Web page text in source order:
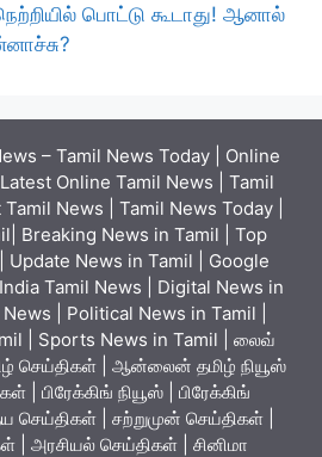
பொட்டு கூடாது! ஆனால்
– Tamil News Today | Online
Online Tamil News | Tamil
News | Tamil News Today |
Breaking News in Tamil | Top
Update News in Tamil | Google
Tamil News | Digital News in
| Political News in Tamil |
| Sports News in Tamil | லைவ்
செய்திகள் | ஆன்லைன் தமிழ் நியூஸ்
| பிரேக்கிங் நியூஸ் | பிரேக்கிங்
| சற்றுமுன் செய்திகள் |
அரசியல் செய்திகள் | சினிமா